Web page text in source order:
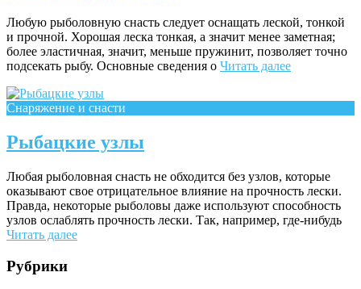
Любую рыболовную снасть следует оснащать леской, тонкой
и прочной. Хорошая леска тонкая, а значит менее заметная;
более эластичная, значит, меньше пружинит, позволяет точно
подсекать рыбу. Основные сведения о Читать далее
Снаряжение и снасти
Рыбацкие узлы
Любая рыболовная снасть не обходится без узлов, которые
оказывают свое отрицательное влияние на прочность лески.
Правда, некоторые рыболовы даже используют способность
узлов ослаблять прочность лески. Так, например, где-нибудь
Читать далее
Рубрики